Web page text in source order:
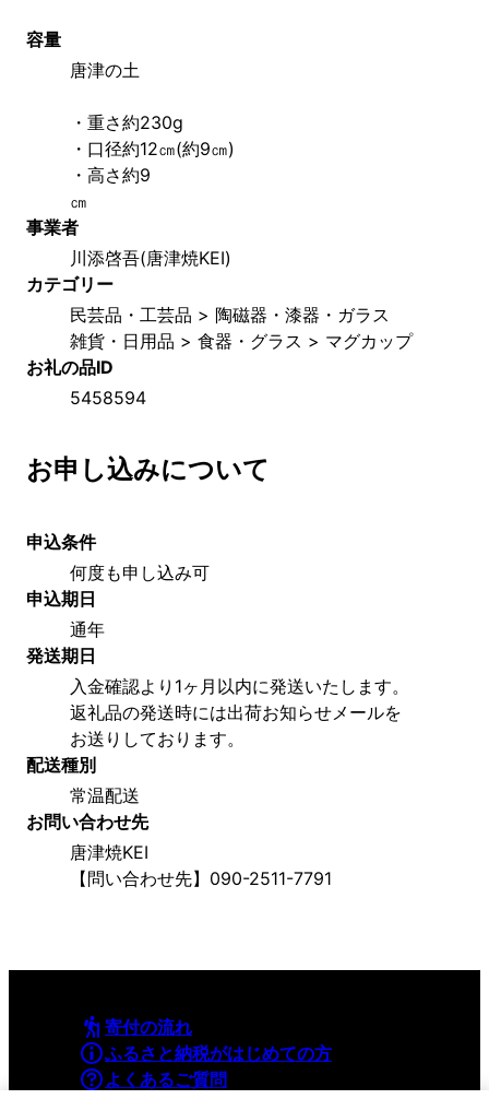
容量
唐津の土
・重さ約230g
・口径約12㎝(約9㎝)
・高さ約9
事業者
川添啓吾(唐津焼KEI)
カテゴリー
民芸品・工芸品 > 陶磁器・漆器・ガラス
雑貨・日用品 > 食器・グラス > マグカップ
お礼の品ID
5458594
お申し込みについて
申込条件
何度も申し込み可
申込期日
通年
発送期日
入金確認より1ヶ月以内に発送いたします。
返礼品の発送時には出荷お知らせメールを
お送りしております。
配送種別
常温配送
お問い合わせ先
唐津焼KEI
【問い合わせ先】090-2511-7791
寄付の流れ
ふるさと納税がはじめての方
よくあるご質問